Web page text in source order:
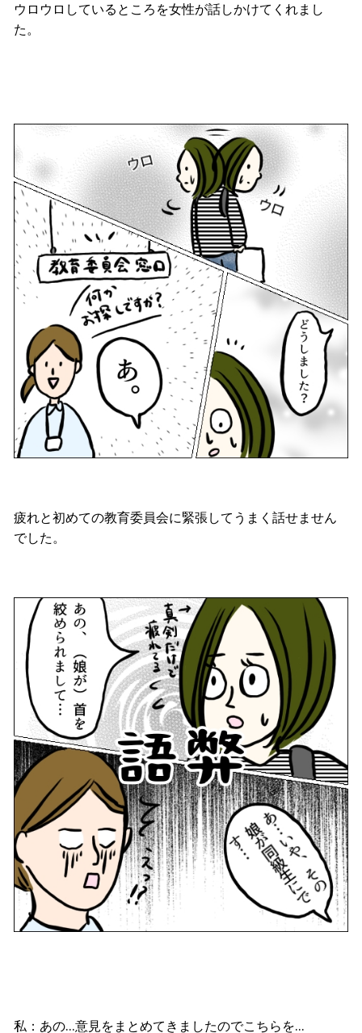
ウロウロしているところを女性が話しかけてくれまし
た。
疲れと初めての教育委員会に緊張してうまく話せません
でした。
私：あの…意見をまとめてきましたのでこちらを…